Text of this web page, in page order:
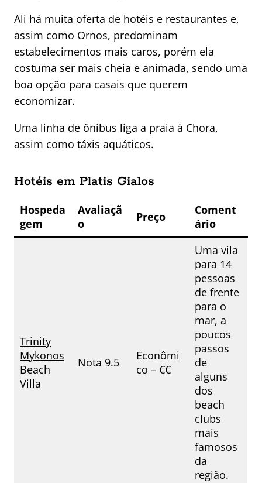
Ali há muita oferta de hotéis e restaurantes e,
assim como Ornos, predominam
estabelecimentos mais caros, porém ela
costuma ser mais cheia e animada, sendo uma
boa opção para casais que querem
economizar.
Uma linha de ônibus liga a praia à Chora,
assim como táxis aquáticos.
Hotéis em Platis Gialos
Hospeda
gem
Avaliaçã
o
Preço
Coment
ário
Trinity
Mykonos
Beach
Villa
Nota 9.5
Econômi
co – €€
Uma vila
para 14
pessoas
de frente
para o
mar, a
poucos
passos
de
alguns
dos
beach
clubs
mais
famosos
da
região.